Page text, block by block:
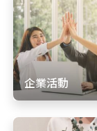
企業活動